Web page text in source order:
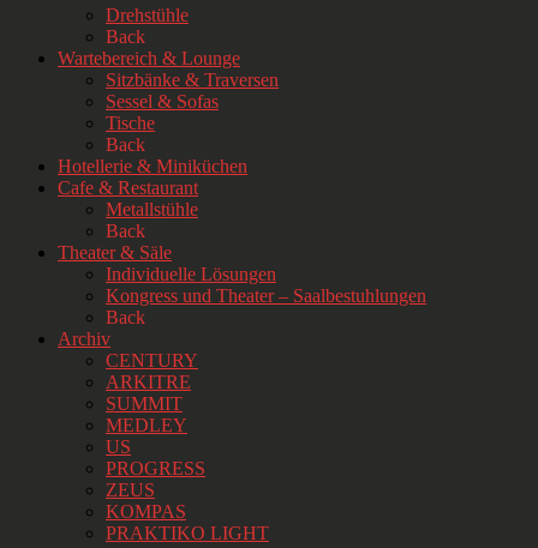
Drehstühle
Back
Wartebereich & Lounge
Sitzbänke & Traversen
Sessel & Sofas
Tische
Back
Hotellerie & Miniküchen
Cafe & Restaurant
Metallstühle
Back
Theater & Säle
Individuelle Lösungen
Kongress und Theater – Saalbestuhlungen
Back
Archiv
CENTURY
ARKITRE
SUMMIT
MEDLEY
US
PROGRESS
ZEUS
KOMPAS
PRAKTIKO LIGHT